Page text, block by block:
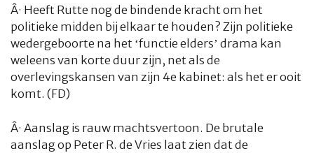
Â· Heeft Rutte nog de bindende kracht om het
politieke midden bij elkaar te houden? Zijn politieke
wedergeboorte na het ‘functie elders’ drama kan
weleens van korte duur zijn, net als de
overlevingskansen van zijn 4e kabinet: als het er ooit
komt. (FD)
Â· Aanslag is rauw machtsvertoon. De brutale
aanslag op Peter R. de Vries laat zien dat de